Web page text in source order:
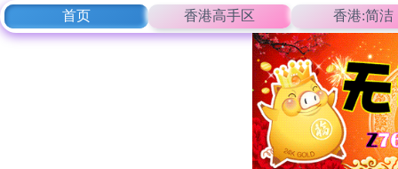
首页 香港高手区 香港:简洁